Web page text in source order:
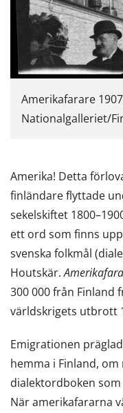
Amerikafarare
Nationalgalleriet/
Amerika! Detta
finländare flyttade
sekelskiftet
ett ord som finns
svenska folkmål
Houtskär.
300 000 från Finland
världskrigets utbrott
Emigrationen
hemma i Finland,
dialektordboken
När amerikafararna